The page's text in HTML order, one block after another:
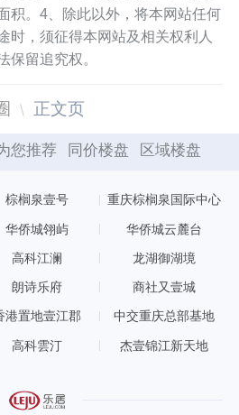
积。4、除此以外，将本网站任何
时，须征得本网站及相关权利人
保留追究权。
正文页
您推荐 同价楼盘 区域楼盘
棕榈泉壹号 重庆棕榈泉国际中心
华侨城翎屿 华侨城云麓台
高科江澜 龙湖御湖境
朗诗乐府 商社又壹城
港置地壹江郡 中交重庆总部基地
高科雲汀 杰壹锦江新天地